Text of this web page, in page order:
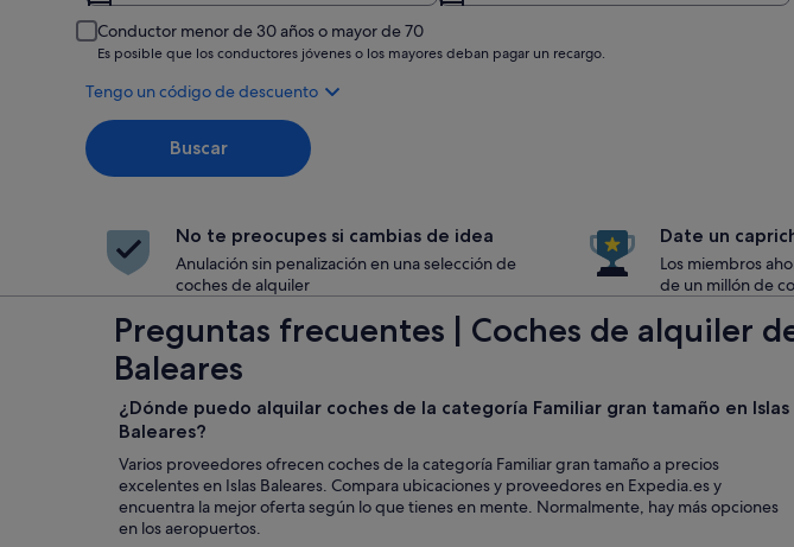
Conductor menor de 30 años o mayor de 70
Es posible que los conductores jóvenes o los mayores deban pagar un recargo.
Tengo un código de descuento
Buscar
No te preocupes si cambias de idea
Anulación sin penalización en una selección de
coches de alquiler
Date un
Los miembros
de un millón de
Preguntas frecuentes | Coches de alquiler
Baleares
¿Dónde puedo alquilar coches de la categoría Familiar gran tamaño en Islas
Baleares?
Varios proveedores ofrecen coches de la categoría Familiar gran tamaño a precios
excelentes en Islas Baleares. Compara ubicaciones y proveedores en Expedia.es y
encuentra la mejor oferta según lo que tienes en mente. Normalmente, hay más opciones
en los aeropuertos.